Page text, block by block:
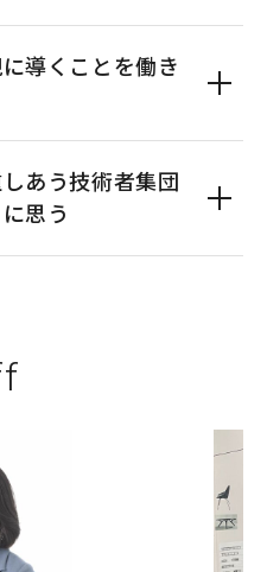
導くことを働き
あう技術者集団
思う
f